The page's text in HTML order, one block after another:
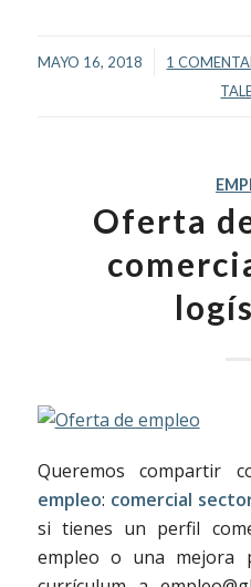
MAYO 16, 2018
/ 1 /
Oferta
Queremos compartir
empleo: comercial
si tienes un perfil
empleo o una mejora